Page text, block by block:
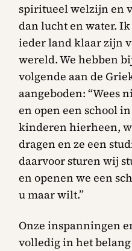
spiritueel welzijn en
dan lucht en water.
ieder land klaar zijn
wereld. We hebben
volgende aan de
aangeboden: “Wees
en open een school
kinderen hierheen,
dragen en ze een
daarvoor sturen wij
en openen we een
u maar wilt.”
Onze inspanningen
volledig in het